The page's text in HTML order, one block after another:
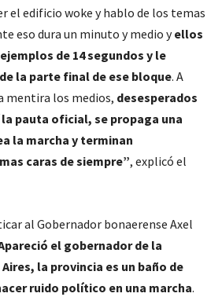
el edificio woke y hablo de los temas
eso dura un minuto y medio yellos
de 14 segundos y le
la parte final de ese bloque. A
mentira los medios, desesperados
pauta oficial, se propaga una
la marcha y terminan
caras de siempre”, explicó el
al Gobernador bonaerense Axel
el gobernador de la
la provincia es un baño de
ruido político en una marcha.